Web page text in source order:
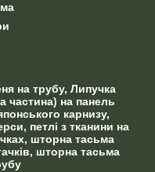
на трубу, Липучка
частина) на панель
карнизу,
петлі з тканини на
шторна тасьма
шторна тасьма